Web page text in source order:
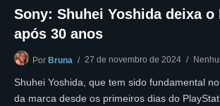
Sony: Shuhei Yoshida deixa o
após 30 anos
Por Bruna 27 de novembro de 2024
Shuhei Yoshida, que tem sido fundamental
da marca desde os primeiros dias do